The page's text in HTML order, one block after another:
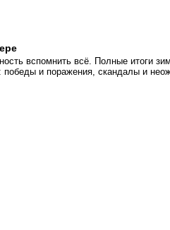
вспомнить всё. Полные итоги
и поражения, скандалы и